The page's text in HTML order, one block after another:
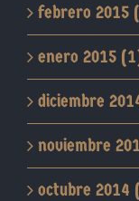
febrero 2015
enero 2015
diciembre
noviembre
octubre 2014